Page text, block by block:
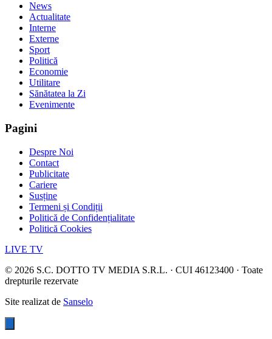
News
Actualitate
Interne
Externe
Sport
Politică
Economie
Utilitare
Sănătatea la Zi
Evenimente
Pagini
Despre Noi
Contact
Publicitate
Cariere
Susține
Termeni și Condiții
Politică de Confidențialitate
Politică Cookies
LIVE TV
© 2026 S.C. DOTTO TV MEDIA S.R.L. · CUI 46123400 · Toate
drepturile rezervate
Site realizat de Sanselo